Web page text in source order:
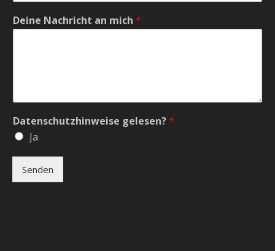
Deine Nachricht an mich *
Datenschutzhinweise gelesen?*
Ja
Senden